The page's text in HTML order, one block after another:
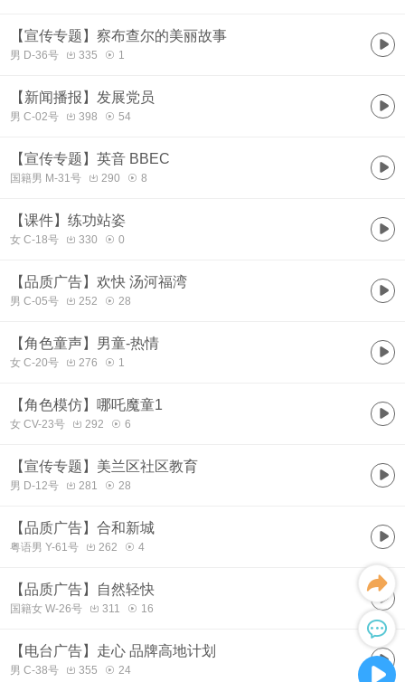
【宣传专题】察布查尔的美丽故事
男 D-36号 335 1
【新闻播报】发展党员
男 C-02号 398 54
【宣传专题】英音 BBEC
国籍男 M-31号 290 8
【课件】练功站姿
女 C-18号 330 0
【品质广告】欢快 汤河福湾
男 C-05号 252 28
【角色童声】男童-热情
女 C-20号 276 1
【角色模仿】哪吒魔童1
女 CV-23号 292 6
【宣传专题】美兰区社区教育
男 D-12号 281 28
【品质广告】合和新城
粤语男 Y-61号 262 4
【品质广告】自然轻快
国籍女 W-26号 311 16
【电台广告】走心 品牌高地计划
男 C-38号 355 24